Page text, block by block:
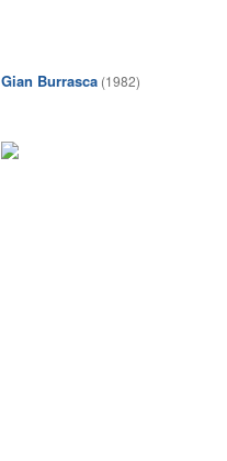
Gian Burrasca (1982)